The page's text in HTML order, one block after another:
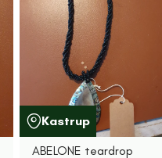
Kastrup
ABELONE teardrop